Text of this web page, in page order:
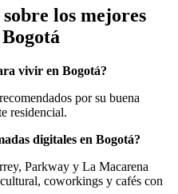
los mejores
vivir en Bogotá?
por su buena
residencial.
digitales en Bogotá?
Parkway y La Macarena
coworkings y cafés con